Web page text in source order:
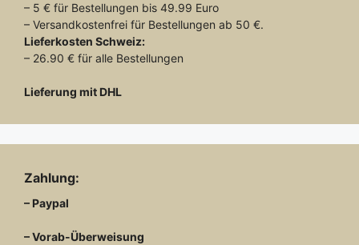
– 5 € für Bestellungen bis 49.99 Euro
– Versandkostenfrei für Bestellungen ab 50 €.
Lieferkosten Schweiz:
– 26.90 € für alle Bestellungen
Lieferung mit DHL
Zahlung:
– Paypal
– Vorab-Überweisung